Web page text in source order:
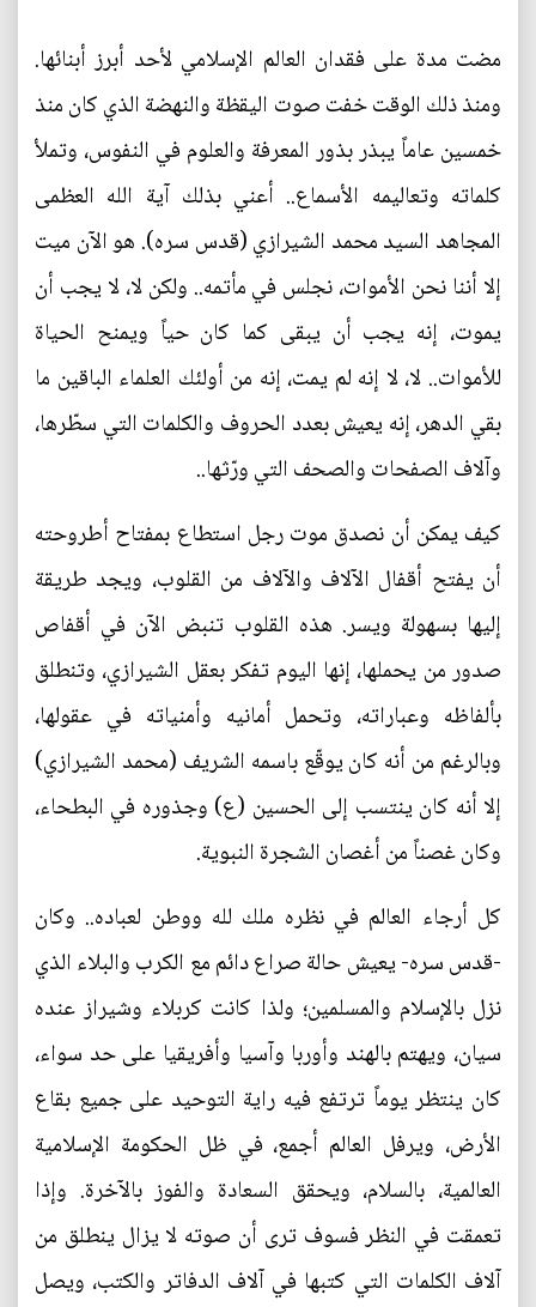
مضت مدة على فقدان العالم الإسلامي لأحد أبرز أبنائها.
ومنذ ذلك الوقت خفت صوت اليقظة والنهضة الذي كان منذ
خمسين عاماً يبذر بذور المعرفة والعلوم في النفوس، وتملأ
كلماته وتعاليمه الأسماع.. أعني بذلك آية الله العظمى
المجاهد السيد محمد الشيرازي (قدس سره). هو الآن ميت
إلا أننا نحن الأموات، نجلس في مأتمه.. ولكن لا، لا يجب أن
يموت، إنه يجب أن يبقى كما كان حياً ويمنح الحياة
للأموات.. لا، لا إنه لم يمت، إنه من أولئك العلماء الباقين ما
بقي الدهر، إنه يعيش بعدد الحروف والكلمات التي سطّرها،
وآلاف الصفحات والصحف التي ورّثها..
كيف يمكن أن نصدق موت رجل استطاع بمفتاح أطروحته
أن يفتح أقفال الآلاف والآلاف من القلوب، ويجد طريقة
إليها بسهولة ويسر. هذه القلوب تنبض الآن في أقفاص
صدور من يحملها، إنها اليوم تفكر بعقل الشيرازي، وتنطلق
بألفاظه وعباراته، وتحمل أمانيه وأمنياته في عقولها،
وبالرغم من أنه كان يوقّع باسمه الشريف (محمد الشيرازي)
إلا أنه كان ينتسب إلى الحسين (ع) وجذوره في البطحاء،
وكان غصناً من أغصان الشجرة النبوية.
كل أرجاء العالم في نظره ملك لله ووطن لعباده.. وكان
-قدس سره- يعيش حالة صراع دائم مع الكرب والبلاء الذي
نزل بالإسلام والمسلمين؛ ولذا كانت كربلاء وشيراز عنده
سيان، ويهتم بالهند وأوربا وآسيا وأفريقيا على حد سواء،
كان ينتظر يوماً ترتفع فيه راية التوحيد على جميع بقاع
الأرض، ويرفل العالم أجمع، في ظل الحكومة الإسلامية
العالمية، بالسلام، ويحقق السعادة والفوز بالآخرة. وإذا
تعمقت في النظر فسوف ترى أن صوته لا يزال ينطلق من
آلاف الكلمات التي كتبها في آلاف الدفاتر والكتب، ويصل